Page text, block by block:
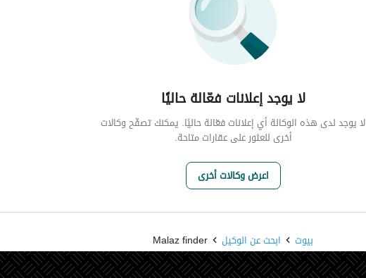
لا يوجد إعلانات فعّالة حاليًا
لا يوجد لدى هذه الوكالة أي إعلانات فعّالة حاليًا. يمكنك تصفّح وكالات
أخرى للعثور على عقارات متاحة.
اعرض وكالات أخرى
بيوت ابحث عن الوكيل Malaz finder